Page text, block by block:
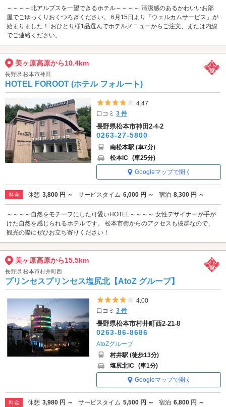
～～～～北アルプスを一望できるホテル～～～～ 清潔感のあるかわいいお部
屋でごゆっくりおくつろぎください。 6月15日より『ウェルカムサービス』が
始まりました！ おひとり様1品選んでホテルメニューからご注文、または内線
でご連絡ください。
美ヶ原高原から10.4km
長野県 松本市神田
HOTEL FOROOT (ホテル フォルート)
5つ星のうち4
4.47
口コミ3 件
長野県松本市神田2-4-2
0263-27-5800
南松本駅 (車7分)
松本IC (車25分)
Googleマップで開く
料金 休憩 3,800 円 ～ サービスタイム 6,000 円 ～ 宿泊 8,300 円 ～
～～～～自然をモチーフにした可愛いHOTEL～～～～ 女性デザイナーが手が
けた自然を感じられるホテルです。 松本市街からのアクセスも抜群なので、
観光の際にぜひお立ち寄りください！
美ヶ原高原から15.5km
長野県 松本市村井町西
プリンセスプリンセス塩尻北【AtoZ グループ】
5つ星のうち4
4.00
口コミ3 件
長野県松本市村井町西2-21-8
0263-86-8686
AtoZグループ
村井駅 (徒歩13分)
塩尻北IC (車1分)
Googleマップで開く
料金 休憩 3,980 円 ～ サービスタイム 5,500 円 ～ 宿泊 6,800 円 ～